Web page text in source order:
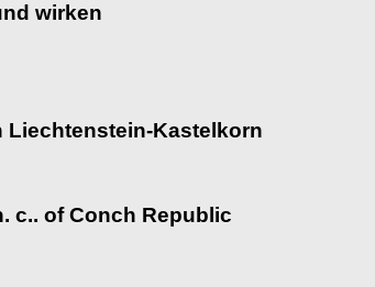
wirken
Liechtenstein-Kastelkorn
c.. of Conch Republic